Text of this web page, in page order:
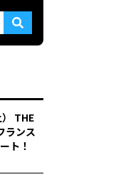
） THE
ランス
ト！